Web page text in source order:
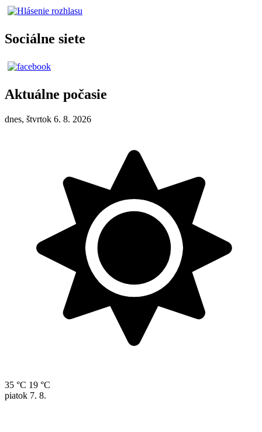
Sociálne siete
Aktuálne počasie
dnes, štvrtok 6. 8. 2026
35 °C 19 °C
piatok 7. 8.